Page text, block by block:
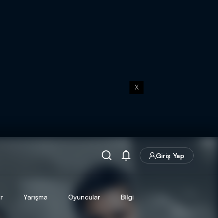
X
Giriş Yap
Yarışma Oyuncular Bilgi